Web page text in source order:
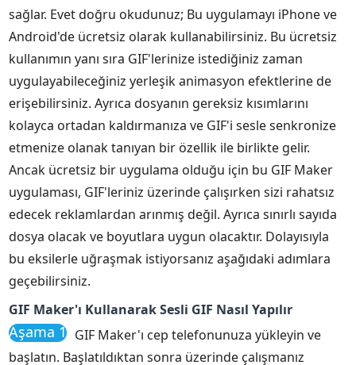
sağlar. Evet doğru okudunuz; Bu uygulamayı iPhone ve
Android'de ücretsiz olarak kullanabilirsiniz. Bu ücretsiz
kullanımın yanı sıra GIF'lerinize istediğiniz zaman
uygulayabileceğiniz yerleşik animasyon efektlerine de
erişebilirsiniz. Ayrıca dosyanın gereksiz kısımlarını
kolayca ortadan kaldırmanıza ve GIF'i sesle senkronize
etmenize olanak tanıyan bir özellik ile birlikte gelir.
Ancak ücretsiz bir uygulama olduğu için bu GIF Maker
uygulaması, GIF'leriniz üzerinde çalışırken sizi rahatsız
edecek reklamlardan arınmış değil. Ayrıca sınırlı sayıda
dosya olacak ve boyutlara uygun olacaktır. Dolayısıyla
bu eksilerle uğraşmak istiyorsanız aşağıdaki adımlara
geçebilirsiniz.
GIF Maker'ı Kullanarak Sesli GIF Nasıl Yapılır
Aşama 1 GIF Maker'ı cep telefonunuza yükleyin ve
başlatın. Başlatıldıktan sonra üzerinde çalışmanız